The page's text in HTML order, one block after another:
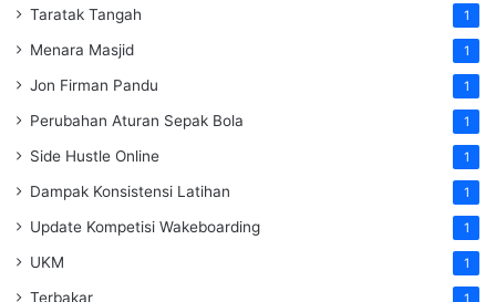
Taratak Tangah 1
Menara Masjid 1
Jon Firman Pandu 1
Perubahan Aturan Sepak Bola 1
Side Hustle Online 1
Dampak Konsistensi Latihan 1
Update Kompetisi Wakeboarding 1
UKM 1
Terbakar 1